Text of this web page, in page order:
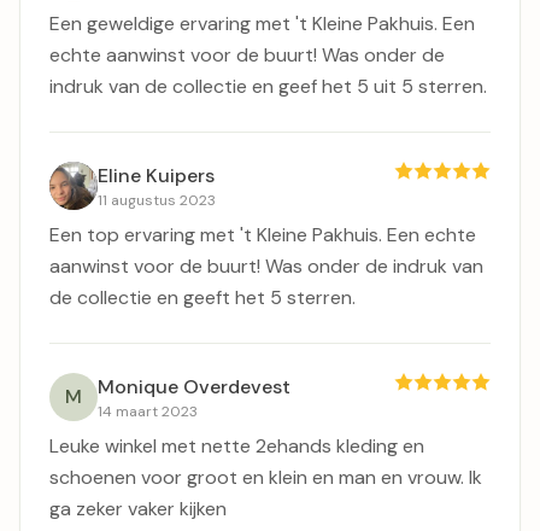
Een geweldige ervaring met 't Kleine Pakhuis. Een
echte aanwinst voor de buurt! Was onder de
indruk van de collectie en geef het 5 uit 5 sterren.
Eline Kuipers
11 augustus 2023
Een top ervaring met 't Kleine Pakhuis. Een echte
aanwinst voor de buurt! Was onder de indruk van
de collectie en geeft het 5 sterren.
M Monique Overdevest
14 maart 2023
Leuke winkel met nette 2ehands kleding en
schoenen voor groot en klein en man en vrouw. Ik
ga zeker vaker kijken